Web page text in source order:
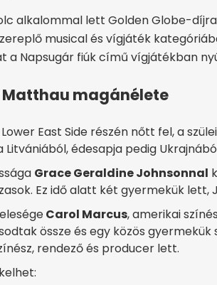
alkalommal lett Golden Globe-
musical és vígjáték
a Napsugár fiúk című vígjátékban
magánélete
East Side részén nőtt fel, a
Litvániából, édesapja pedig
Grace Geraldine Johnsonnal
Ez idő alatt két gyermekük lett,
Carol Marcus, amerikai
össze és egy közös gyermekük
rendező és producer lett.